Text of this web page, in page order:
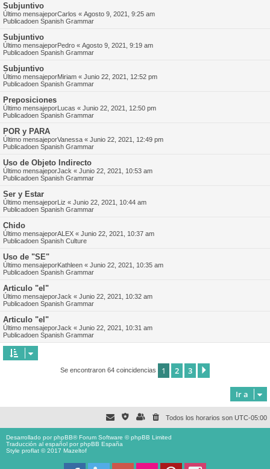
Subjuntivo
Último mensajeporCarlos « Agosto 9, 2021, 9:25 am
Publicadoen Spanish Grammar
Subjuntivo
Último mensajeporPedro « Agosto 9, 2021, 9:19 am
Publicadoen Spanish Grammar
Subjuntivo
Último mensajeporMiriam « Junio 22, 2021, 12:52 pm
Publicadoen Spanish Grammar
Preposiciones
Último mensajeporLucas « Junio 22, 2021, 12:50 pm
Publicadoen Spanish Grammar
POR y PARA
Último mensajeporVanessa « Junio 22, 2021, 12:49 pm
Publicadoen Spanish Grammar
Uso de Objeto Indirecto
Último mensajeporJack « Junio 22, 2021, 10:53 am
Publicadoen Spanish Grammar
Ser y Estar
Último mensajeporLiz « Junio 22, 2021, 10:44 am
Publicadoen Spanish Grammar
Chido
Último mensajeporALEX « Junio 22, 2021, 10:37 am
Publicadoen Spanish Culture
Uso de "SE"
Último mensajeporKathleen « Junio 22, 2021, 10:35 am
Publicadoen Spanish Grammar
Articulo "el"
Último mensajeporJack « Junio 22, 2021, 10:32 am
Publicadoen Spanish Grammar
Articulo "el"
Último mensajeporJack « Junio 22, 2021, 10:31 am
Publicadoen Spanish Grammar
Se encontraron 64 coincidencias 1 2 3
Ir a
Todos los horarios son UTC-05:00
Desarrollado porphpBB® Forum Software © phpBB Limited
Traducción al español porphpBB España
Style proflat © 2017 Mazeltof